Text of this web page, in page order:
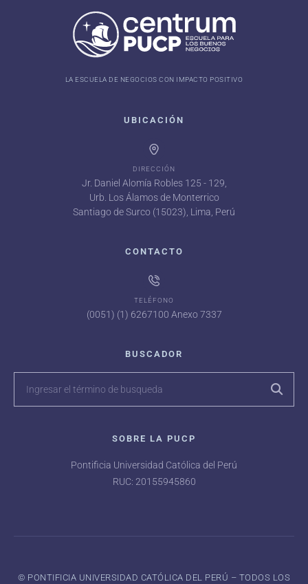
LA ESCUELA DE NEGOCIOS CON IMPACTO POSITIVO
UBICACIÓN
DIRECCIÓN
Jr. Daniel Alomía Robles 125 - 129,
Urb. Los Álamos de Monterrico
Santiago de Surco (15023), Lima, Perú
CONTACTO
TELÉFONO
(0051) (1) 6267100 Anexo 7337
BUSCADOR
SOBRE LA PUCP
Pontificia Universidad Católica del Perú
RUC: 20155945860
©️ PONTIFICIA UNIVERSIDAD CATÓLICA DEL PERÚ – TODOS LOS